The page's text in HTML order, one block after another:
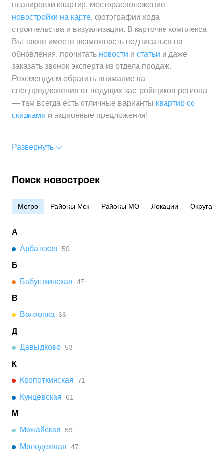
за 1 м²
Средняя цена
за 1 м²
планировки квартир, месторасположение
новостройки на карте, фотографии хода
строительства и визуализации. В карточке комплекса
Вы также имеете возможность подписаться на
обновления, прочитать новости и статьи и даже
заказать звонок эксперта из отдела продаж.
Рекомендуем обратить внимание на
спецпредложения от ведущих застройщиков региона
— там всегда есть отличные варианты квартир со
скидками и акционные предложения!
Развернуть
Поиск новостроек
Метро Районы Мск Районы МО Локации Округа
А
Арбатская
50
Б
Бабушкинская 47
В
Волхонка 66
Д
Давыдково 53
К
Кропоткинская 71
Кунцевская 61
М
Можайская
59
Молодежная 47